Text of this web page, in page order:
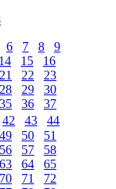
6 7 8
9
14 15
16
21 22
23
28 29
30
35 36
37
42 43
44
49 50
51
56 57
58
63 64
65
70 71
72